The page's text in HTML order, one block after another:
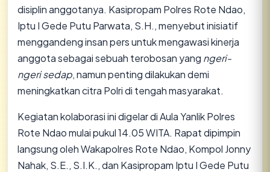
disiplin anggotanya. Kasipropam Polres Rote Ndao,
Iptu I Gede Putu Parwata, S.H., menyebut inisiatif
menggandeng insan pers untuk mengawasi kinerja
anggota sebagai sebuah terobosan yang ngeri-
ngeri sedap, namun penting dilakukan demi
meningkatkan citra Polri di tengah masyarakat.
​Kegiatan kolaborasi ini digelar di Aula Yanlik Polres
Rote Ndao mulai pukul 14.05 WITA. Rapat dipimpin
langsung oleh Wakapolres Rote Ndao, Kompol Jonny
Nahak, S.E., S.I.K., dan Kasipropam Iptu I Gede Putu